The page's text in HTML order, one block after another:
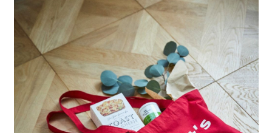
1.分期款項不併入電信帳單，「大哥付你分期」於每月結算日後寄送繳費提
醒簡訊。
2.透過簡訊連結打開帳單後，可選擇「超商條碼／台灣大直營門市／銀行轉
帳／街口支付／iPASS MONEY」等通路繳費。
【注意事項】
1.本服務係由「台灣大哥大股份有限公司」（以下簡稱本公司）所提供，讓
用戶於交易時，得透過本服務購買商品或服務，並由商店將買賣／分期付款
買賣價金債權讓與本公司後，依約使用本公司帳單繳交帳款。
2.基於同意付款使用「大哥付你分期」之契約關係目的，商店將以您的個人
資料（包含姓名、電話或地址）提供予台灣大哥大進項蒐集、處理及利用，
由本公司與您本人進行分期帳單所需資料之確認、核對及更正。
【「AFTEE先享後付」結帳流程】
１．於結帳方式選擇「AFTEE先享後付」後，將跳轉至「AFTEE先享後付」
結帳頁面，進行簡訊認證並確認金額後，即可完成結帳。
２．訂單成立數日內，您將收到繳費通知簡訊。
３．收到繳費通知簡訊後14天內，點擊此簡訊中的連結，可透過四大超商／
ATM／網路銀行／等多元方式進行付款，方視為交易完成。
※ 請注意：結帳手續完成當下不需立刻繳費，但若您需要取消訂單，請聯絡
購買商品的店家。未經商家同意取消之訂單仍視為有效，需透過AFTEE先享
後付繳納相關費用。
※ 交易是否成功請以「AFTEE先享後付 」之結帳頁面顯示為準，若有關於
是否繳費成功／繳費後需取消欲退款等相關疑問，請聯繫「AFTEE先享後付
付款後 全家取貨
每筆NT$80，滿NT$888(含以上)免運費
7-11 取貨付款
每筆NT$80，滿NT$1,500(含以上)免運費
付款後 7-11取貨
每筆NT$80，滿NT$1,500(含以上)免運費